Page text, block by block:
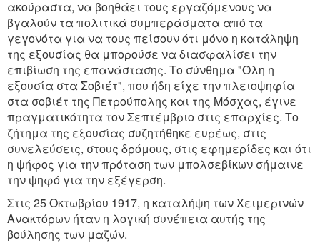
ακούραστα, να βοηθάει τους εργαζόμενους να
βγαλούν τα πολιτικά συμπεράσματα από τα
γεγονότα για να τους πείσουν ότι μόνο η κατάληψη
της εξουσίας θα μπορούσε να διασφαλίσει την
επιβίωση της επανάστασης. Το σύνθημα "Όλη η
εξουσία στα Σοβιέτ", που ήδη είχε την πλειοψηφία
στα σοβιέτ της Πετρούπολης και της Μόσχας, έγινε
πραγματικότητα τον Σεπτέμβριο στις επαρχίες. Το
ζήτημα της εξουσίας συζητήθηκε ευρέως, στις
συνελεύσεις, στους δρόμους, στις εφημερίδες και ότι
η ψήφος για την πρόταση των μπολσεβίκων σήμαινε
την ψηφό για την εξέγερση.
Στις 25 Οκτωβρίου 1917, η καταλήψη των Χειμερινών
Ανακτόρων ήταν η λογική συνέπεια αυτής της
βούλησης των μαζών.